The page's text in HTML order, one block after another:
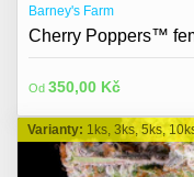
Barney's Farm
Cherry Poppers™
Od 350,00 Kč
Varianty: 1ks, 3ks, 5ks,